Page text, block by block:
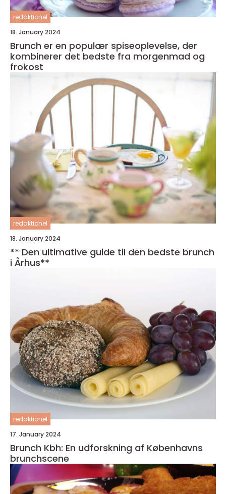
redaktionel
18. January 2024
Brunch er en populær spiseoplevelse, der
kombinerer det bedste fra morgenmad og
frokost
redaktionel
18. January 2024
** Den ultimative guide til den bedste brunch
i Århus**
redaktionel
17. January 2024
Brunch Kbh: En udforskning af Københavns
brunchscene